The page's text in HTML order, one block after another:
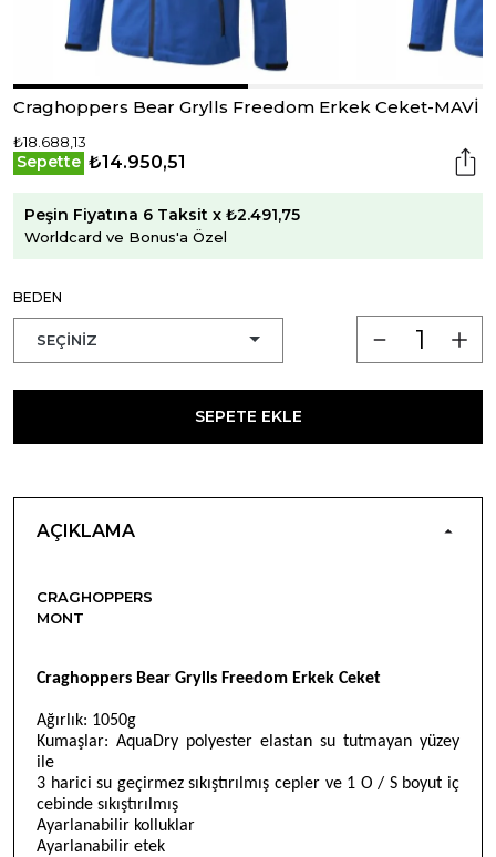
Craghoppers Bear Grylls Freedom Erkek Ceket-MAVİ
₺18.688,13
Sepette ₺14.950,51
Peşin Fiyatına 6 Taksit x ₺2.491,75
Worldcard ve Bonus'a Özel
BEDEN
SEPETE EKLE
AÇIKLAMA
CRAGHOPPERS
MONT
Craghoppers Bear Grylls Freedom Erkek Ceket
Ağırlık: 1050g
Kumaşlar: AquaDry polyester elastan su tutmayan yüzey
ile
3 harici su geçirmez sıkıştırılmış cepler ve 1 O / S boyut iç
cebinde sıkıştırılmış
Ayarlanabilir kolluklar
Ayarlanabilir etek